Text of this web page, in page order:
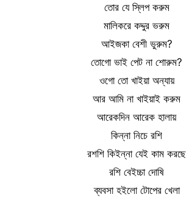
তোর যে স্লিপ করুম
মালিকরে কদ্দুর ভরুম
আইজকা বেশী ভুরুম?
তোগো ভাই পেট না শোরুম?
ওগো তো খাইয়া অন্যায়
আর আমি না খাইয়াই করুম
আরেকদিন আরেক হালায়
কিন্না নিচে রশি
রশশি কিইন্না যেই কাম করছে
রশি বেইচ্চা দোষি
ব্যবসা হইলো টোপের খেলা